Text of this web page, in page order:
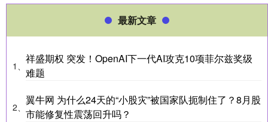
最新文章
1、
祥盛期权 突发！OpenAI下一代AI攻克10项菲尔兹奖级
难题
2、
翼牛网 为什么24天的“小股灾”被国家队扼制住了？8月股
市能修复性震荡回升吗？